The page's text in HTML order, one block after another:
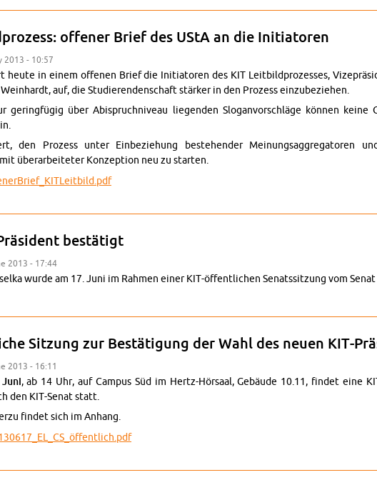
of­fener Brief des UStA an die Ini­tia­toren
2013 - 10:57
heute in einem of­fe­nen Brief die Ini­tia­toren des KIT Leit­bild­prozesses,
auf, die Studieren­den­schaft stärker in den Prozess einzubeziehen.
ger­ingfügig über Abis­pruch­niveau liegen­den Slo­gan­vorschläge können keine
den Prozess unter Ein­beziehung beste­hen­der Mei­n­ungsag­gre­ga­toren
übe­rar­beit­eter Konzep­tion neu zu starten.
bestätigt
2013 - 17:44
wurde am 17. Juni im Rah­men einer KIT-öffentlichen Sen­atssitzung vom
Sitzung zur Bestäti­gung der Wahl des neuen KIT-
2013 - 16:11
, ab 14 Uhr, auf Cam­pus Süd im Hertz-Hörsaal, Gebäude 10.11, findet eine
den KIT-Senat statt.
findet sich im An­hang.